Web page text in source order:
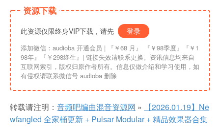
资源下载
此资源仅限终身VIP下载，请先 登录
添加微信：audioba 开通会员 | 『￥68 月』 『￥98季度』『￥1
98年』『￥298终生』| 链接失效请联系更换。资讯信息均来自
互联网索引，版权归原作者所有。信息仅做介绍和学习使用，如
有侵权请联系微信号 audioba 删除
转载请注明： 音频吧编曲混音资源网 »
【2026.01.19】Ne
wfangled 全家桶更新 + Pulsar Modular + 精品效果器合集